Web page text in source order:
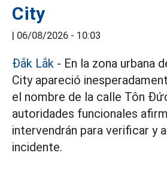
City
06/08/2026 - 10:03
Đắk Lắk - En la zona urbana
City apareció
el nombre de la calle Tôn
autoridades funcionales
intervendrán para verificar y
incidente.